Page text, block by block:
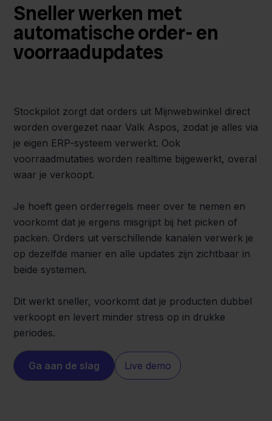
Sneller werken met
automatische order- en
voorraadupdates
Stockpilot zorgt dat orders uit Mijnwebwinkel direct
worden overgezet naar Valk Aspos, zodat je alles via
je eigen ERP-systeem verwerkt. Ook
voorraadmutaties worden realtime bijgewerkt, overal
waar je verkoopt.
Je hoeft geen orderregels meer over te nemen en
voorkomt dat je ergens misgrijpt bij het picken of
packen. Orders uit verschillende kanalen verwerk je
op dezelfde manier en alle updates zijn zichtbaar in
beide systemen.
Dit werkt sneller, voorkomt dat je producten dubbel
verkoopt en levert minder stress op in drukke
periodes.
Ga aan de slag Live demo